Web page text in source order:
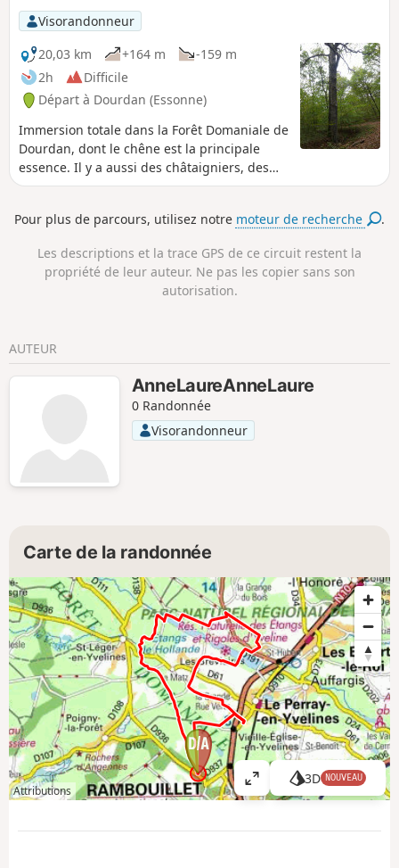
Visorandonneur
20,03 km
+164 m
-159 m
2h
Difficile
Départ à Dourdan (Essonne)
Immersion totale dans la Forêt Domaniale de
Dourdan, dont le chêne est la principale
essence. Il y a aussi des châtaigniers, des
frênes, des hêtres et des bouleaux. À
remplacés par des pins. La légende de
Dourdan.
Pour plus de parcours, utilisez notre moteur de recherche .
Les descriptions et la trace GPS de ce circuit restent la
propriété de leur auteur. Ne pas les copier sans son
autorisation.
AUTEUR
AnneLaureAnneLaure
0 Randonnée
Visorandonneur
Carte de la randonnée
Attributions
A
ff
3D NOUVEAU